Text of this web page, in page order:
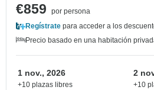
€859
por persona
Regístrate para acceder a los
Precio basado en una habitación
1 nov., 2026
+10 plazas libres
2
+10